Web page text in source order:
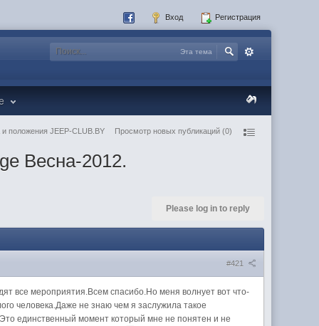
Вход Регистрация
Эта тема
положения JEEP-CLUB.BY Просмотр новых публикаций (0)
Весна-2012.
Please log in to reply
#421
все мероприятия.Всем спасибо.Но меня волнует вот что-
человека.Даже не знаю чем я заслужила такое
единственный момент который мне не понятен и не